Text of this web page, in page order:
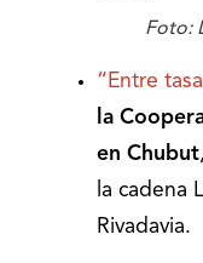
Foto:
“Entre
la
en Chubut
la cadena
Rivadavia.